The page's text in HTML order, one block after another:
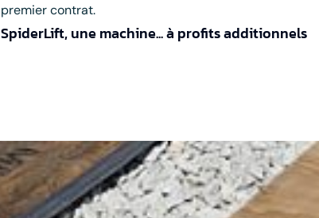
premier contrat.
SpiderLift, une machine... à profits additionnels